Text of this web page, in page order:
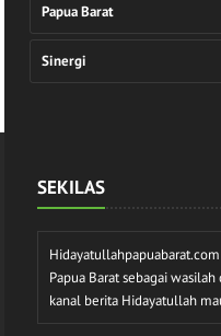
Papua Barat
Sinergi
SEKILAS
Papua Barat sebagai
kanal berita Hidayatullah